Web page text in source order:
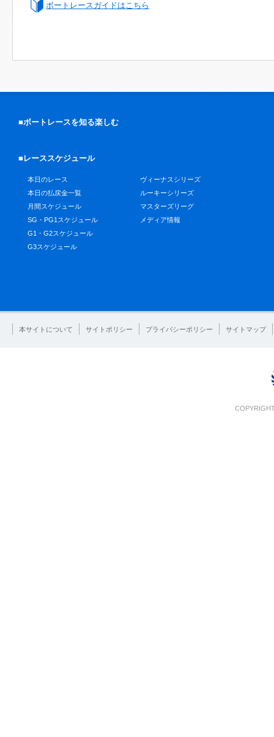
ボートレースガイドはこちら
■ボートレースを知る楽しむ
■レーススケジュール
本日のレース
本日の払戻金一覧
月間スケジュール
SG・PG1スケジュール
G1・G2スケジュール
G3スケジュール
ヴィーナスシリーズ
ルーキーシリーズ
マスターズリーグ
メディア情報
本サイトについて サイトポリシー プライバシーポリシー サイトマップ